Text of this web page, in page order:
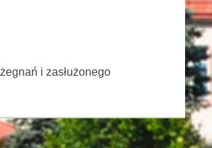
i zasłużonego